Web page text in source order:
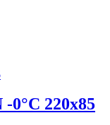
220х85